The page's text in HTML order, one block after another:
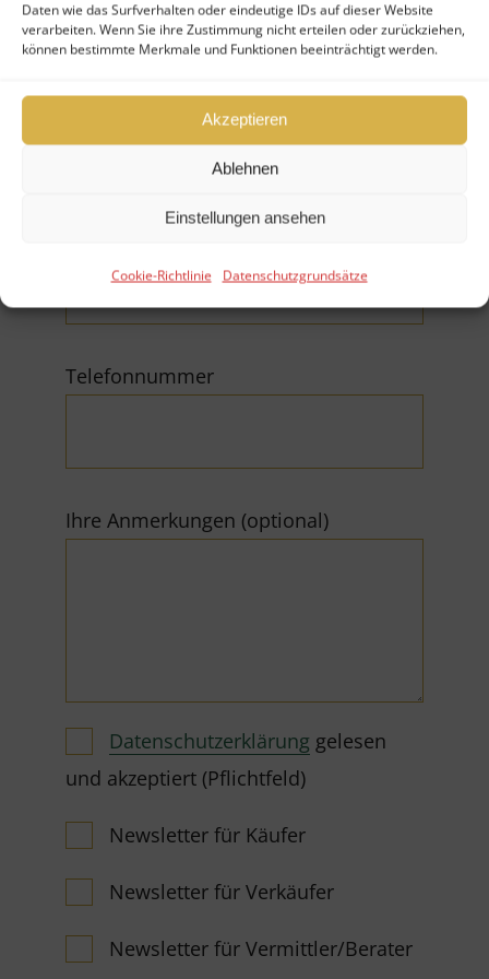
Daten wie das Surfverhalten oder eindeutige IDs auf dieser Website
verarbeiten. Wenn Sie ihre Zustimmung nicht erteilen oder zurückziehen,
können bestimmte Merkmale und Funktionen beeinträchtigt werden.
Akzeptieren
Ablehnen
Einstellungen ansehen
Cookie-Richtlinie Datenschutzgrundsätze
E-Mail (*Pflichtfeld)
Telefonnummer
Ihre Anmerkungen (optional)
Datenschutzerklärung gelesen
und akzeptiert (Pflichtfeld)
Newsletter für Käufer
Newsletter für Verkäufer
Newsletter für Vermittler/Berater